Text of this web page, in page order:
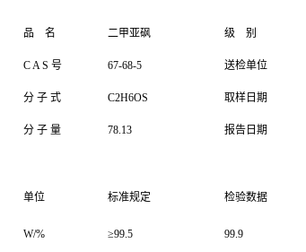
品 名 二甲亚砜 级 别
C A S 号 67-68-5 送检单位
分 子 式 C2H6OS 取样日期
分 子 量 78.13 报告日期
单位 标准规定 检验数据
W/% ≥99.5 99.9